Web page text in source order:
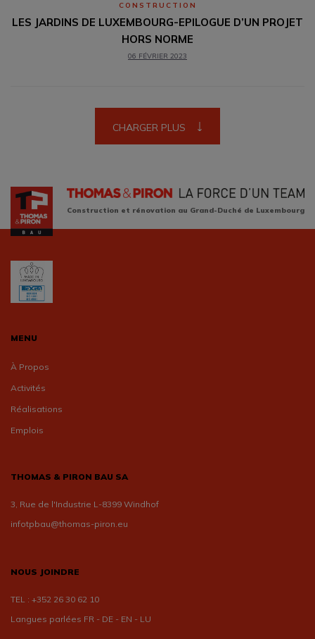
CONSTRUCTION
LES JARDINS DE LUXEMBOURG-EPILOGUE D’UN PROJET
HORS NORME
06 FÉVRIER 2023
CHARGER PLUS
Construction et rénovation au Grand-Duché de Luxembourg
MENU
À Propos
Activités
Réalisations
Emplois
THOMAS & PIRON BAU SA
3, Rue de l'Industrie L-8399 Windhof
infotpbau@thomas-piron.eu
NOUS JOINDRE
TEL : +352 26 30 62 10
Langues parlées FR - DE - EN - LU